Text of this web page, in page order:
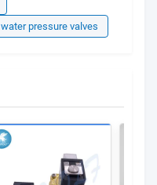
water pressure valves